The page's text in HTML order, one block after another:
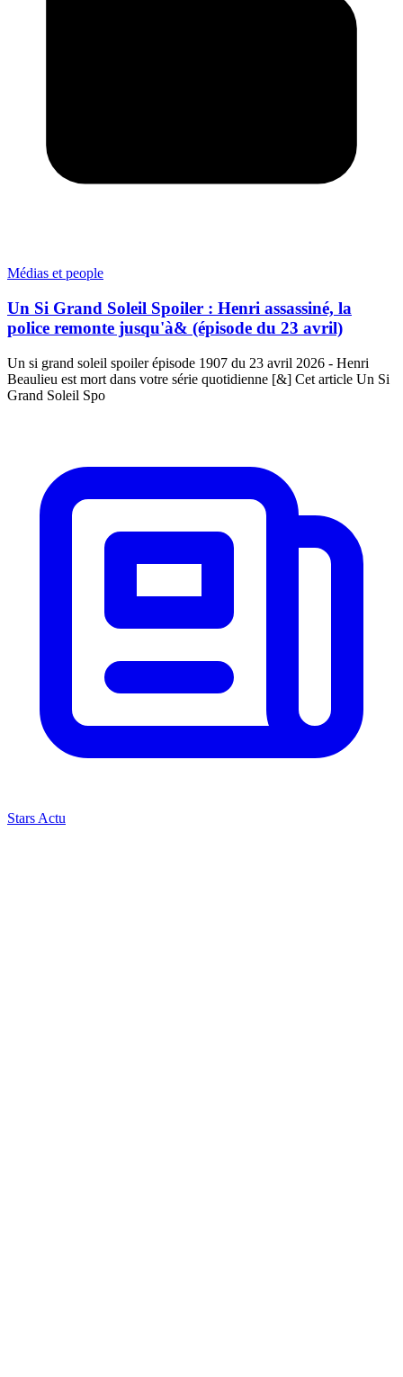
Médias et people
Un Si Grand Soleil Spoiler : Henri assassiné, la
police remonte jusqu'à& (épisode du 23 avril)
Un si grand soleil spoiler épisode 1907 du 23 avril 2026 - Henri
Beaulieu est mort dans votre série quotidienne [&] Cet article Un Si
Grand Soleil Spo
Stars Actu